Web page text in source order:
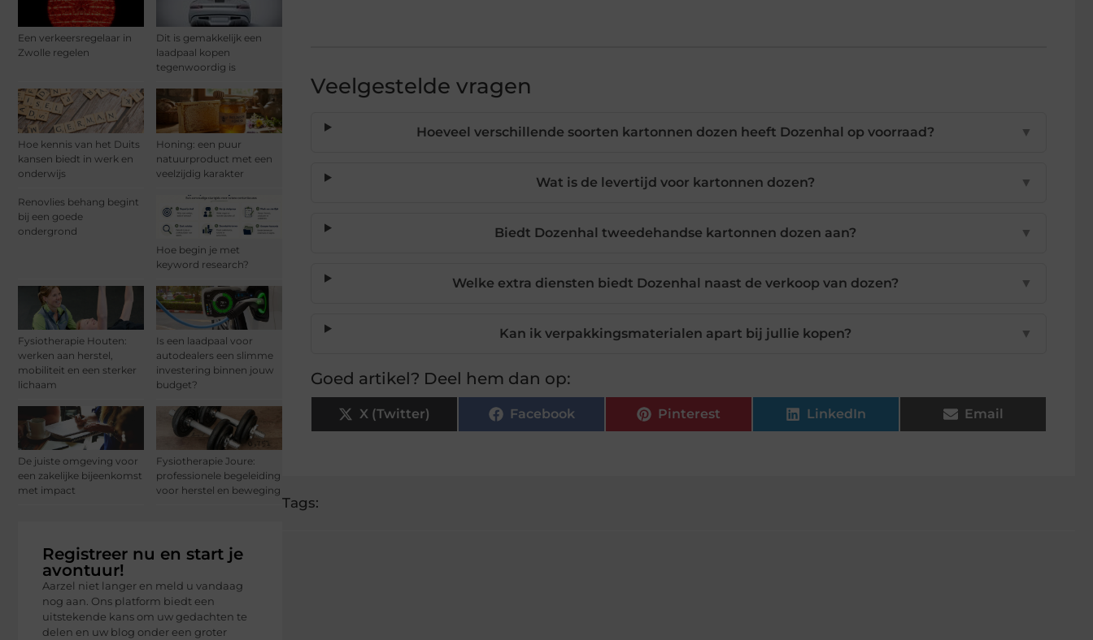
Een verkeersregelaar in
Zwolle regelen
Dit is gemakkelijk een
laadpaal kopen
tegenwoordig is
Hoe kennis van het Duits
kansen biedt in werk en
onderwijs
Honing: een puur
natuurproduct met een
veelzijdig karakter
Renovlies behang begint
bij een goede
ondergrond
Hoe begin je met
keyword research?
Fysiotherapie Houten:
werken aan herstel,
mobiliteit en een sterker
lichaam
Is een laadpaal voor
autodealers een slimme
investering binnen jouw
budget?
De juiste omgeving voor
een zakelijke bijeenkomst
met impact
Fysiotherapie Joure:
professionele begeleiding
voor herstel en beweging
Registreer nu en start je
avontuur!
Aarzel niet langer en meld u vandaag
nog aan. Ons platform biedt een
uitstekende kans om uw gedachten te
delen en uw blog onder een groter
Veelgestelde vragen
Hoeveel verschillende soorten kartonnen dozen heeft Dozenhal op voorraad? ▼
Wat is de levertijd voor kartonnen dozen? ▼
Biedt Dozenhal tweedehandse kartonnen dozen aan? ▼
Welke extra diensten biedt Dozenhal naast de verkoop van dozen? ▼
Kan ik verpakkingsmaterialen apart bij jullie kopen? ▼
Goed artikel? Deel hem dan op:
X (Twitter) Facebook Pinterest LinkedIn Email
Tags: